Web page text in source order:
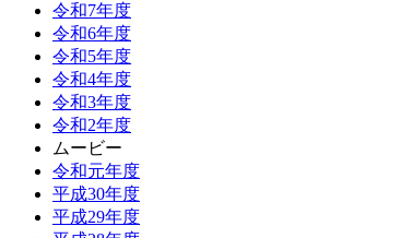
令和7年度
令和6年度
令和5年度
令和4年度
令和3年度
令和2年度
ムービー
令和元年度
平成30年度
平成29年度